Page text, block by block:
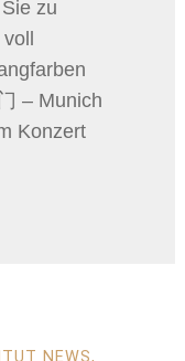
zu
– Munich
Konzert